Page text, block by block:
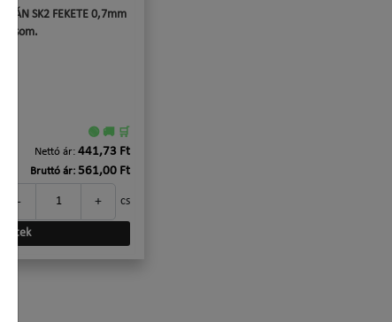
SK2 FEKETE 0,7mm
csom.
🟢 🚚 🛒
Nettó ár: 441,73 Ft
Bruttó ár: 561,00 Ft
- + cs